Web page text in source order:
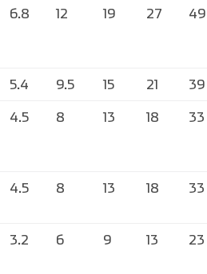
6.8 12 19 27 49
5.4 9.5 15 21 39
4.5 8 13 18 33
4.5 8 13 18 33
3.2 6 9 13 23